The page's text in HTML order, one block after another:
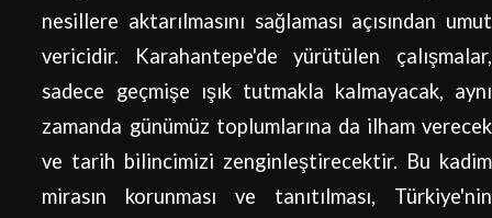
nesillere aktarılmasını sağlaması açısından umut
vericidir. Karahantepe'de yürütülen çalışmalar,
sadece geçmişe ışık tutmakla kalmayacak, aynı
zamanda günümüz toplumlarına da ilham verecek
ve tarih bilincimizi zenginleştirecektir. Bu kadim
mirasın korunması ve tanıtılması, Türkiye'nin